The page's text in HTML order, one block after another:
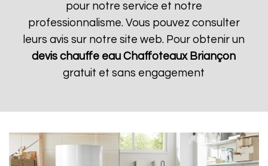
pour notre service et notre
professionnalisme. Vous pouvez consulter
leurs avis sur notre site web. Pour obtenir un
devis chauffe eau Chaffoteaux Briançon
gratuit et sans engagement